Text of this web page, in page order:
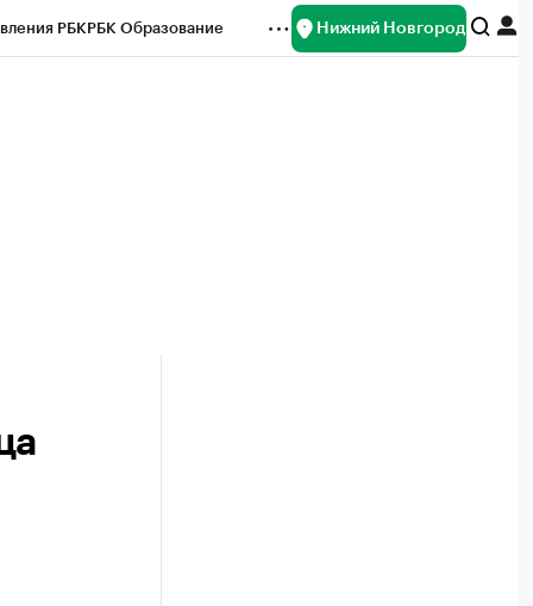
РБКРБК Образование Нижний Новгород